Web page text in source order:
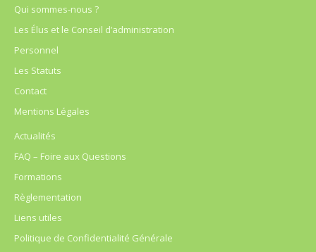
Qui sommes-nous ?
Les Élus et le Conseil d’administration
Personnel
Les Statuts
Contact
Mentions Légales
Actualités
FAQ – Foire aux Questions
Formations
Règlementation
Liens utiles
Politique de Confidentialité Générale